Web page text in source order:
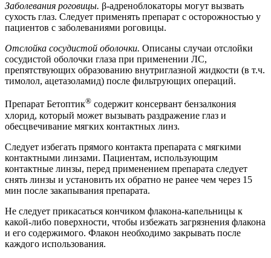
Заболевания роговицы. β-адреноблокаторы могут вызвать
сухость глаз. Следует применять препарат с осторожностью у
пациентов с заболеваниями роговицы.
Отслойка сосудистой оболочки. Описаны случаи отслойки
сосудистой оболочки глаза при применении ЛС,
препятствующих образованию внутриглазной жидкости (в т.ч.
тимолол, ацетазоламид) после фильтрующих операций.
Препарат Бетоптик® содержит консервант бензалкония
хлорид, который может вызывать раздражение глаз и
обесцвечивание мягких контактных линз.
Следует избегать прямого контакта препарата с мягкими
контактными линзами. Пациентам, использующим
контактные линзы, перед применением препарата следует
снять линзы и установить их обратно не ранее чем через 15
мин после закапывания препарата.
Не следует прикасаться кончиком флакона-капельницы к
какой-либо поверхности, чтобы избежать загрязнения флакона
и его содержимого. Флакон необходимо закрывать после
каждого использования.